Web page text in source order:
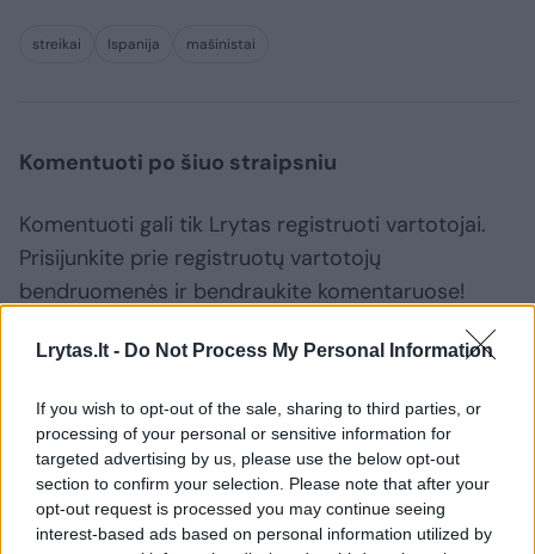
Lrytas.lt - Do Not Process My Personal Information
If you wish to opt-out of the sale, sharing to third parties, or
processing of your personal or sensitive information for
targeted advertising by us, please use the below opt-out
section to confirm your selection. Please note that after your
opt-out request is processed you may continue seeing
interest-based ads based on personal information utilized by
streikai Ispanija mašinistai
Komentuoti po šiuo straipsniu
Komentuoti gali tik Lrytas registruoti vartotojai.
Prisijunkite prie registruotų vartotojų
bendruomenės ir bendraukite komentaruose!
Prisijungti komentatoriams